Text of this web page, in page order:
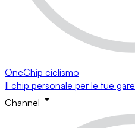
OneChip ciclismo
Il chip personale per le tue gare
Channel